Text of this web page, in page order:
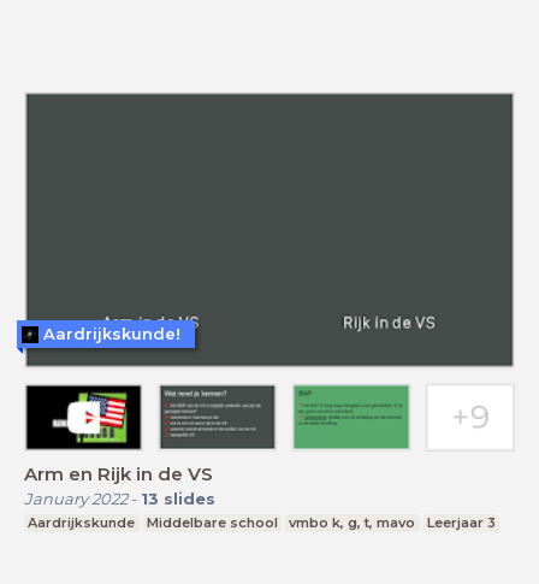
Arm en Rijk in de VS
January 2022- 13 slides
Aardrijkskunde Middelbare school vmbo k, g, t, mavo Leerjaar 3
Aardrijkskunde!